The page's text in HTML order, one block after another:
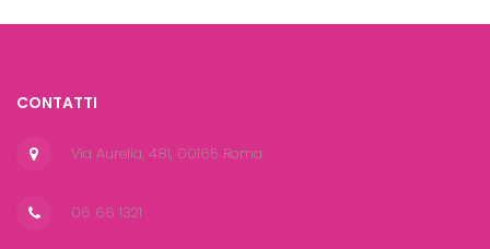
CONTATTI
Via Aurelia, 481, 00165 Roma
06 66 1321